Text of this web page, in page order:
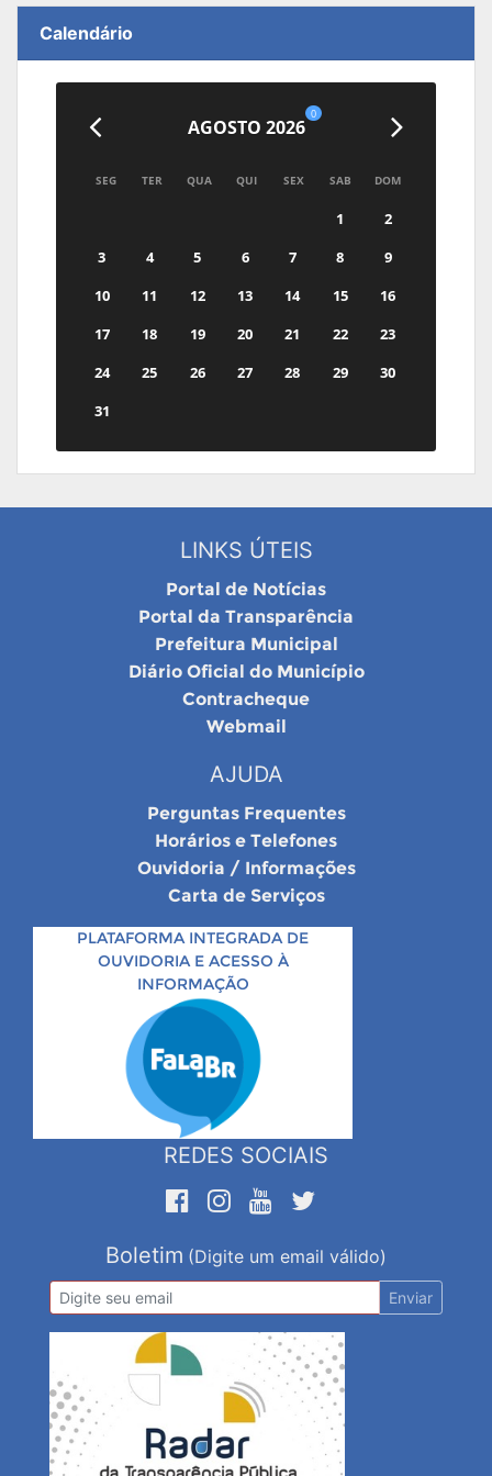
Calendário
AGOSTO 2026
0
SEG TER QUA QUI SEX SAB DOM
1
2
3
4 5 6 7 8
9
10
11 12 13 14 15
16
17
18 19 20 21 22
23
24
25 26 27 28 29
30
31
LINKS ÚTEIS
Portal de Notícias
Portal da Transparência
Prefeitura Municipal
Diário Oficial do Município
Contracheque
Webmail
AJUDA
Perguntas Frequentes
Horários e Telefones
Ouvidoria / Informações
Carta de Serviços
PLATAFORMA INTEGRADA DE
OUVIDORIA E ACESSO À
INFORMAÇÃO
REDES SOCIAIS
Boletim (Digite um email válido)
Enviar